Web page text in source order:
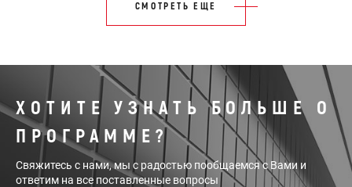
СМОТРЕТЬ ЕЩЕ
ХОТИТЕ УЗНАТЬ БОЛЬШЕ О
ПРОГРАММЕ?
Свяжитесь с нами, мы с радостью пообщаемся с Вами и
ответим на все поставленные вопросы